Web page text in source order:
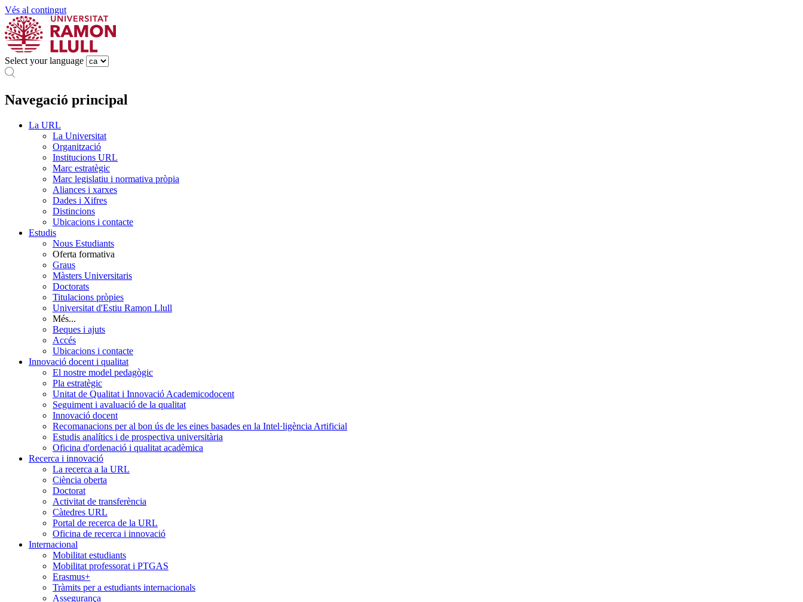
Vés al contingut
Select your language
Navegació principal
La URL
La Universitat
Organització
Institucions URL
Marc estratègic
Marc legislatiu i normativa pròpia
Aliances i xarxes
Dades i Xifres
Distincions
Ubicacions i contacte
Estudis
Nous Estudiants
Oferta formativa
Graus
Màsters Universitaris
Doctorats
Titulacions pròpies
Universitat d'Estiu Ramon Llull
Més...
Beques i ajuts
Accés
Ubicacions i contacte
Innovació docent i qualitat
El nostre model pedagògic
Pla estratègic
Unitat de Qualitat i Innovació Academicodocent
Seguiment i avaluació de la qualitat
Innovació docent
Recomanacions per al bon ús de les eines basades en la Intel·ligència Artificial
Estudis analítics i de prospectiva universitària
Oficina d'ordenació i qualitat acadèmica
Recerca i innovació
La recerca a la URL
Ciència oberta
Doctorat
Activitat de transferència
Càtedres URL
Portal de recerca de la URL
Oficina de recerca i innovació
Internacional
Mobilitat estudiants
Mobilitat professorat i PTGAS
Erasmus+
Tràmits per a estudiants internacionals
Assegurança